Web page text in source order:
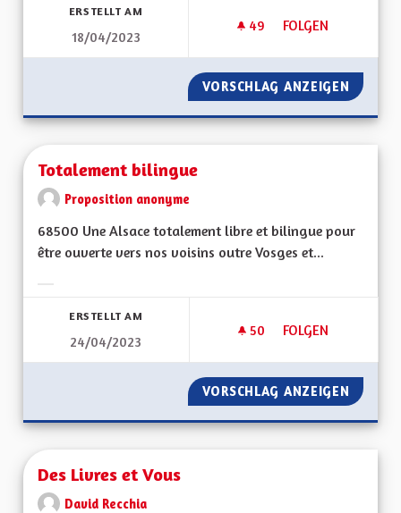
ERSTELLT AM
18/04/2023
49 49 FOLLOWER
FOLGEN
RÉGION ALSACE
VORSCHLAG ANZEIGEN
Totalement bilingue
Proposition anonyme
68500 Une Alsace totalement libre et bilingue pour
être ouverte vers nos voisins outre Vosges et...
ERSTELLT AM
24/04/2023
50 50 FOLLOWER
FOLGEN
TOTALEMENT
VORSCHLAG ANZEIGEN
Des Livres et Vous
David Recchia